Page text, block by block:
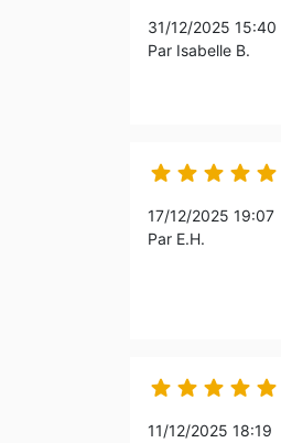
31/12/2025 15:40
Par Isabelle B.
    
17/12/2025 19:07
Par E.H.
    
11/12/2025 18:19